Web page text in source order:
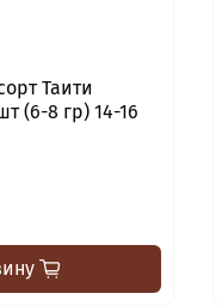
Таити
(6-8 гр) 14-16